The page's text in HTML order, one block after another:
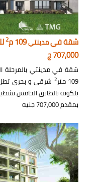
شقة فيمدينتي109 م 2
707,000 ج
شقة في مدينتي بالمرحلة
109 متر
2
بمقدم 707,000 جنيه